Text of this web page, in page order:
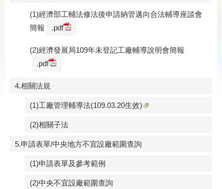
(1)經濟部工輔法修法後申請納管邁向合法輔導座談會
簡報
.pdf
(2)經濟發展局109年未登記工廠輔導說明會簡報
.pdf
4.相關法規
(1)工廠管理輔導法(109.03.20生效)
(2)相關子法
5.申請表單/中央地方不宜設廠範圍查詢
(1)申請表單及參考範例
(2)中央不宜設廠範圍查詢